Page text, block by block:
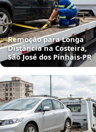
Remoção para Longa
Distância na Costeira,
São José dos Pinhais‑PR